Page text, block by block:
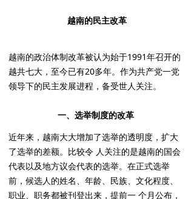
越南的民主改革
越南的政治体制改革被认为始于1991年召开的
越共七大，至今已有20多年。作为共产党一党
领导下的民主发展进程，备受世人关注。
一、选举制度的改革
近年来，越南大大增加了选举的透明度，扩大
了选举的差额。比较令 人关注的是越南的国会
代表以及地方议会代表的选举。在正式选举
前，候选人的姓名、年龄、民族、文化程度、
职业、职务都被刊登出来，提前一 个月公布，